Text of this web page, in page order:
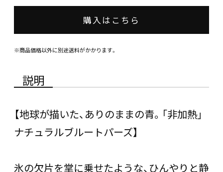
購入はこちら
※商品価格以外に別途送料がかかります。
説明
【地球が描いた、ありのままの青。「非加熱」
ナチュラルブルートパーズ】
氷の欠片を掌に乗せたような、ひんやりと静